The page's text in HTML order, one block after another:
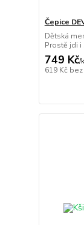
Čepice
Dětská
Prostě jdi i
749 Kč/
619 Kč bez